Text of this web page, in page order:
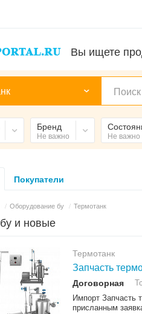
Вы ищете
Бренд
Не важно Не важно
Покупатели
/ Оборудование бу / Термотанк
и новые
Термотанк
Запчасть
Договорная
Импорт Запчасть
присланным